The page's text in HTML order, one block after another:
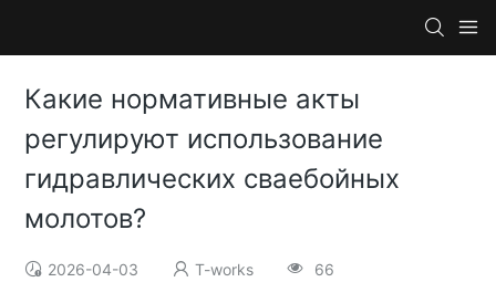
Какие нормативные акты
регулируют использование
гидравлических сваебойных
молотов?
2026-04-03 T-works 66